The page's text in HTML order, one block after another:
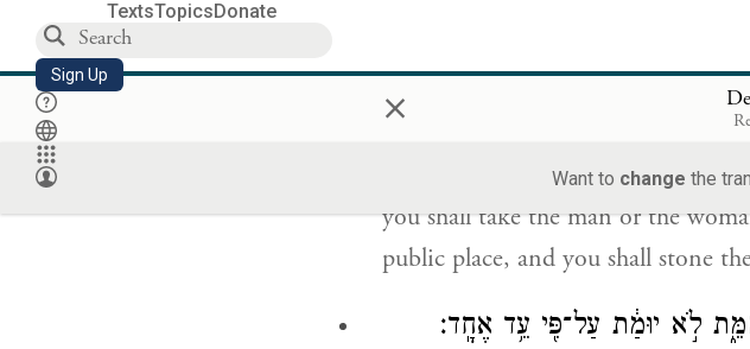
TextsTopicsDonate
Sign Up ×
Want to change the
אֲשֶׁ֣ר עָ֠שׂ֠וּ אֶת־הַדָּבָ֨ר הָרָ֤ע הַזֶּה֙
you shall take the man or the
public place, and you shall stone
לֹ֣א יוּמַ֔ת עַל־פִּ֖י עֵ֥ד אֶחָֽד׃